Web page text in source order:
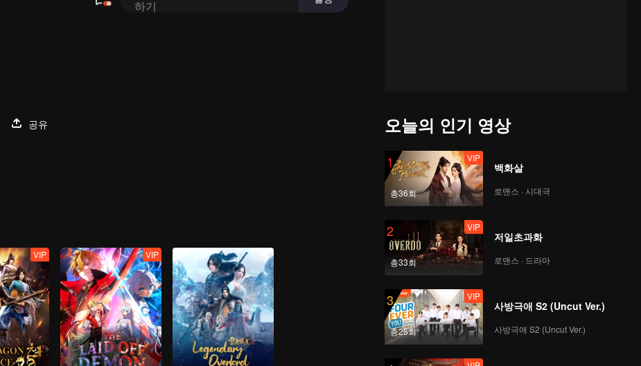
공유
VIP VIP
오늘의 인기 영상
1
총36회
VIP
백화살
로맨스 · 시대극
2
총33회
VIP
저일초과화
로맨스 · 드라마
3
총25회
VIP
사방극애 S2 (Uncut Ver.)
사방극애 S2 (Uncut Ver.)